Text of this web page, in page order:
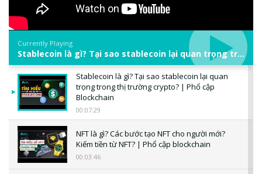
Currently Playing
Stablecoin là gì? Tại sao stablecoin lại quan trọng trong thị trường crypto? | Phổ cập Blockchain
Stablecoin là gì? Tại sao stablecoin lại quan
trọng trong thị trường crypto? | Phổ cập
Blockchain
00:07:29
NFT là gì? Các bước tạo NFT cho người mới?
Kiếm tiền từ NFT? | Phổ cập blockchain
00:03:46